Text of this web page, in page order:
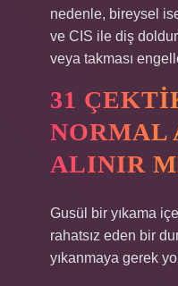
nedenle, bireysel
ve CIS ile diş
veya takması
31
NORMAL
ALINIR
Gusül bir yıkama
rahatsız eden bir
yıkanmaya gerek